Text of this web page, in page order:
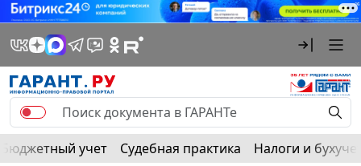
Бюджетный учет Судебная практика Налоги и